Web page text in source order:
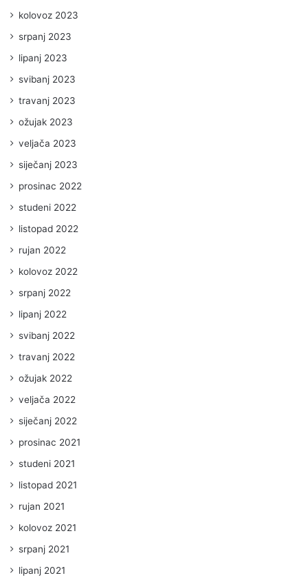
kolovoz 2023
srpanj 2023
lipanj 2023
svibanj 2023
travanj 2023
ožujak 2023
veljača 2023
siječanj 2023
prosinac 2022
studeni 2022
listopad 2022
rujan 2022
kolovoz 2022
srpanj 2022
lipanj 2022
svibanj 2022
travanj 2022
ožujak 2022
veljača 2022
siječanj 2022
prosinac 2021
studeni 2021
listopad 2021
rujan 2021
kolovoz 2021
srpanj 2021
lipanj 2021